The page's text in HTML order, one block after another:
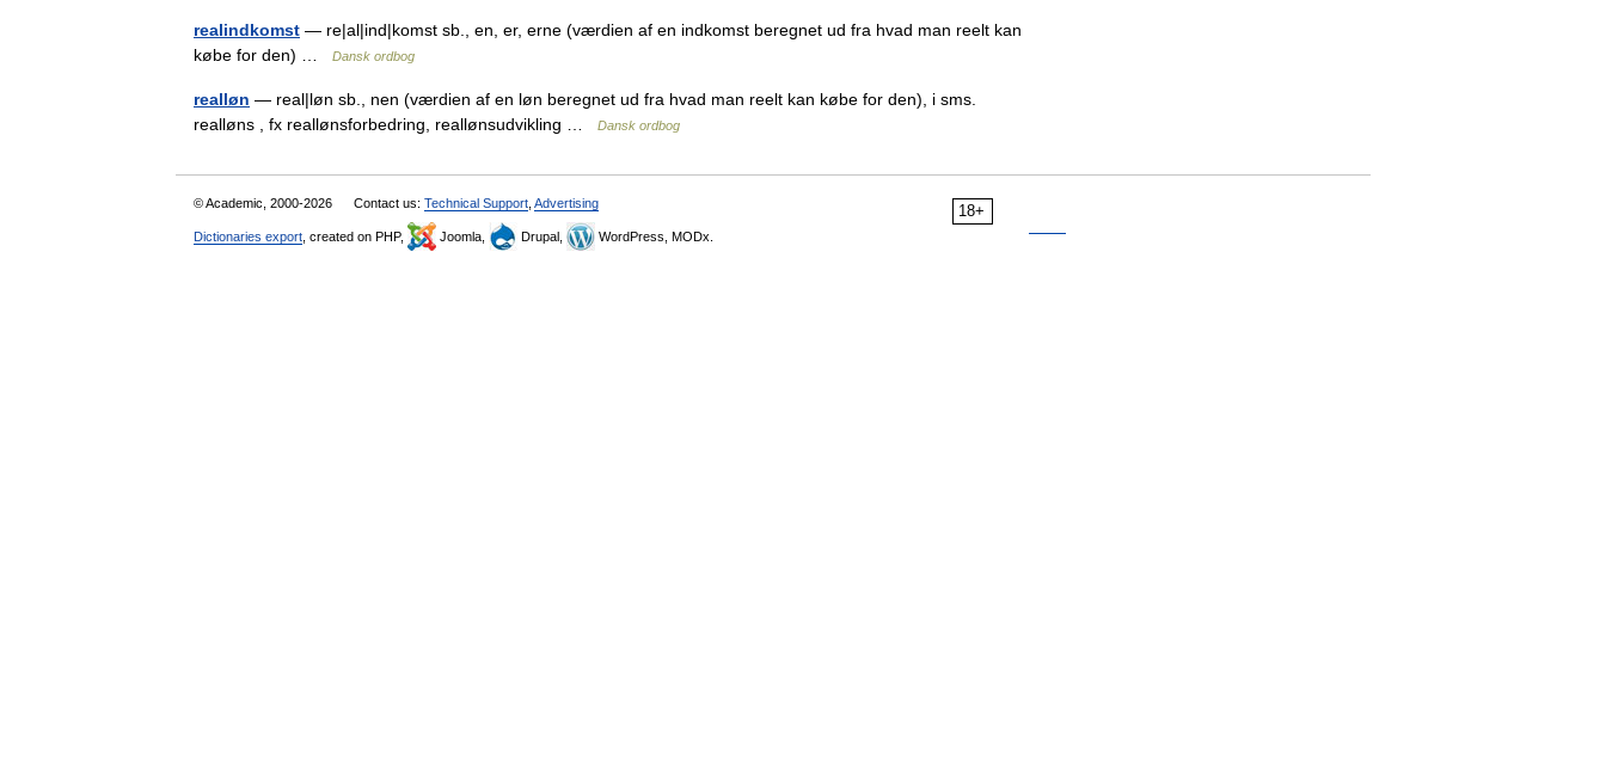
realindkomst — re|al|ind|komst sb., en, er, erne (værdien af en indkomst beregnet ud fra hvad man reelt kan
købe for den) …
Dansk ordbog
realløn — real|løn sb., nen (værdien af en løn beregnet ud fra hvad man reelt kan købe for den), i sms.
realløns , fx reallønsforbedring, reallønsudvikling …
Dansk ordbog
18+
© Academic, 2000-2026 Contact us: Technical Support Advertising
Dictionaries export , created on PHP, Joomla, Drupal, WordPress, MODx.